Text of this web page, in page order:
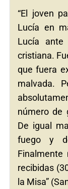
“El joven
Lucía en
Lucía ante
cristiana.
que fuera
malvada.
número de
De igual
fuego y
recibidas
la Misa”